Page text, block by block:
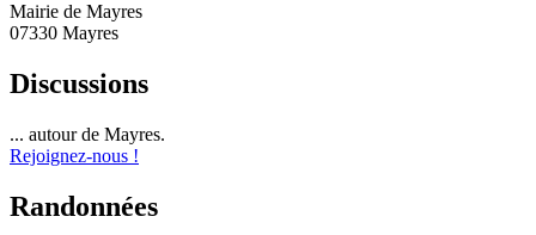
Mairie de Mayres
07330 Mayres
Discussions
... autour de Mayres.
Rejoignez-nous !
Randonnées